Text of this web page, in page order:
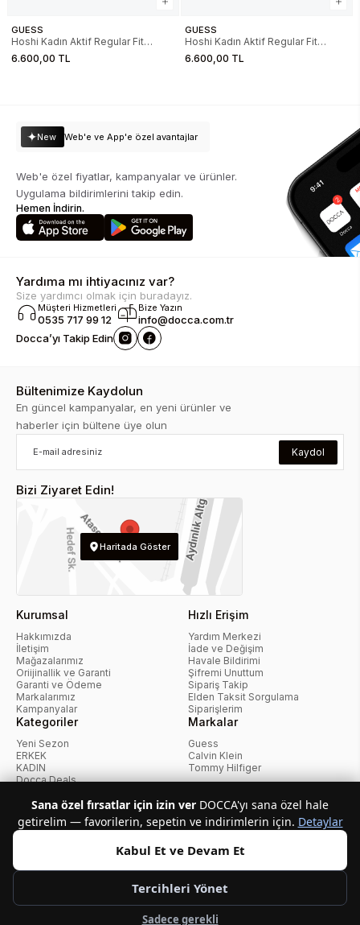
GUESS
Hoshi Kadın Aktif Regular Fit
Scuba Eşofman Altı
6.600,00 TL
GUESS
Hoshi Kadın Aktif Regular Fit
Scuba Eşofman Altı
6.600,00 TL
Sana özel fırsatlar için izin ver DOCCA'yı sana özel hale
getirelim — favorilerin, sepetin ve indirimlerin için. Detaylar
Kabul Et ve Devam Et
Tercihleri Yönet
Sadece gerekli
New Web'e ve App'e özel avantajlar
Web'e özel fiyatlar, kampanyalar ve ürünler.
Uygulama bildirimlerini takip edin.
Hemen İndirin.
Yardıma mı ihtiyacınız var?
Size yardımcı olmak için buradayız.
Müşteri Hizmetleri
0535 717 99 12
Bize Yazın
info@docca.com.tr
Docca’yı Takip Edin
Bültenimize Kaydolun
En güncel kampanyalar, en yeni ürünler ve
haberler için bültene üye olun
Kaydol
Bizi Ziyaret Edin!
Haritada Göster
Kurumsal
Hakkımızda
İletişim
Mağazalarımız
Oriijinallik ve Garanti
Garanti ve Ödeme
Markalarımız
Kampanyalar
Hızlı Erişim
Yardım Merkezi
İade ve Değişim
Havale Bildirimi
Şifremi Unuttum
Sipariş Takip
Elden Taksit Sorgulama
Siparişlerim
Kategoriler
Yeni Sezon
ERKEK
KADIN
Docca Deals
Markalar
Guess
Calvin Klein
Tommy Hilfiger
KvKK PolitikasıKullanıcı SözleşmesiMesafeli Satış Sözleşmesi
İptal ve İade PolitikasıÇerez Politikası
Telif Hakkı © 2026 Docca.com.tr Tüm hakları saklıdır.